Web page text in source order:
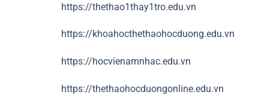
https://thethao1thay1tro.edu.vn
https://khoahocthethaohocduong.edu.vn
https://hocvienamnhac.edu.vn
https://thethaohocduongonline.edu.vn